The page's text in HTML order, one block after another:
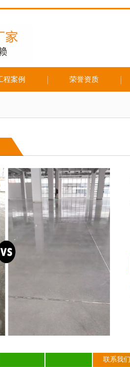
程案例 荣誉资质
联系我们